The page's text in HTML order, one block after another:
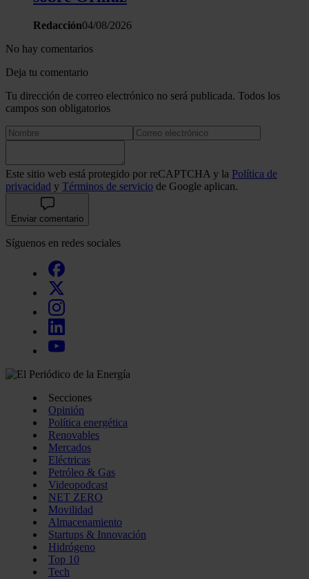
Redacción04/08/2026
No hay comentarios
Deja tu comentario
Tu dirección de correo electrónico no será publicada. Todos los
campos son obligatorios
Este sitio web está protegido por reCAPTCHA y la Política de
privacidad y Términos de servicio de Google aplican.
Enviar comentario
Síguenos en redes sociales
Secciones
Opinión
Política energética
Renovables
Mercados
Eléctricas
Petróleo & Gas
Videopodcast
NET ZERO
Movilidad
Almacenamiento
Startups & Innovación
Hidrógeno
Top 10
Tech